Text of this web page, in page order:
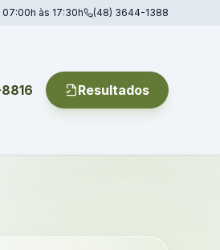
às 17:30h (48) 3644-1388
Resultados